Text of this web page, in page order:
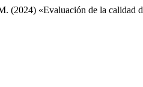
(2024) «Evaluación de la calidad